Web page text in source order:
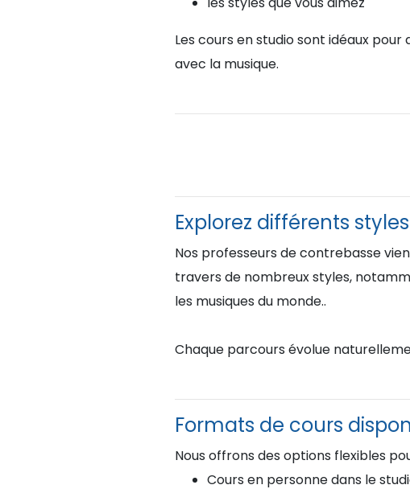
Les cours en studio sont idéaux
avec la musique.
Explorez différents styles
Nos professeurs de contrebasse
travers de nombreux styles,
les musiques du monde..
Chaque parcours évolue
Formats de cours
Nous offrons des options flexibles
Cours en personne dans le